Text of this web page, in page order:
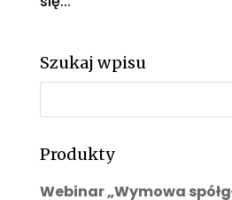
Szukaj wpisu
Produkty
Webinar „Wymowa